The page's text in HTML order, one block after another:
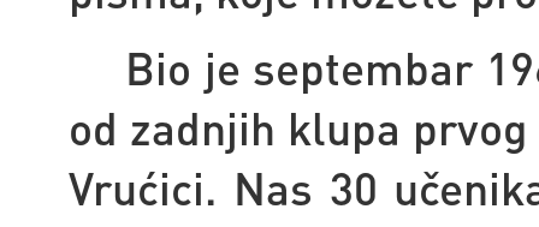
Bio je septembar
od zadnjih klupa
Vrućici. Nas 30